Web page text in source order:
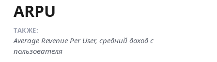
ARPU
ТАКЖЕ:
Average Revenue Per User, средний доход с
пользователя